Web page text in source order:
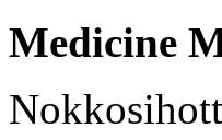
Medicine